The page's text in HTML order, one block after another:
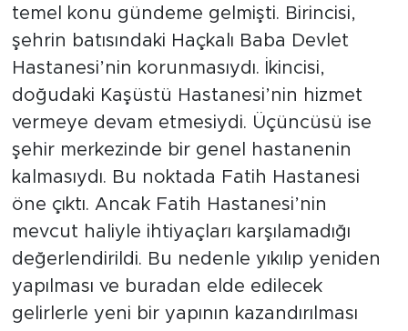
temel konu gündeme gelmişti. Birincisi,
şehrin batısındaki Haçkalı Baba Devlet
Hastanesi’nin korunmasıydı. İkincisi,
doğudaki Kaşüstü Hastanesi’nin hizmet
vermeye devam etmesiydi. Üçüncüsü ise
şehir merkezinde bir genel hastanenin
kalmasıydı. Bu noktada Fatih Hastanesi
öne çıktı. Ancak Fatih Hastanesi’nin
mevcut haliyle ihtiyaçları karşılamadığı
değerlendirildi. Bu nedenle yıkılıp yeniden
yapılması ve buradan elde edilecek
gelirlerle yeni bir yapının kazandırılması